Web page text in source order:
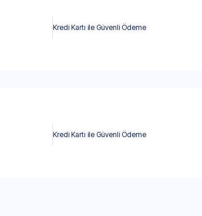
Kredi Kartı ile Güvenli Ödeme
Kredi Kartı ile Güvenli Ödeme